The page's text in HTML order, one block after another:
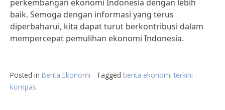
perkembangan ekonomi Indonesia dengan lebih
baik. Semoga dengan informasi yang terus
diperbaharui, kita dapat turut berkontribusi dalam
mempercepat pemulihan ekonomi Indonesia.
Posted in Berita Ekonomi Tagged berita ekonomi terkini -
kompas